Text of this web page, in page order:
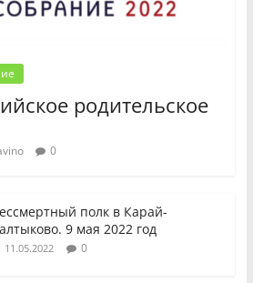
родительское
0
полк в Карай-
9 мая 2022 год
11.05.2022 0